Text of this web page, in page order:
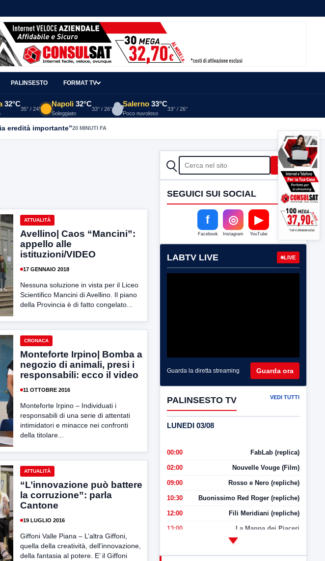
PALINSESTO FORMAT TV
32°C
35° / 24°
Napoli 32°C
Soleggiato
33° / 26°
Salerno 33°C
Poco nuvoloso
33° / 26°
eredità importante”20 MINUTI FA
ATTUALITÀ
Avellino| Caos “Mancini”:
appello alle
istituzioni/VIDEO
17 GENNAIO 2018
Nessuna soluzione in vista per il Liceo
Scientifico Mancini di Avellino. Il piano
della Provincia è di fatto congelato...
CRONACA
Monteforte Irpino| Bomba a
negozio di animali, presi i
responsabili: ecco il video
11 OTTOBRE 2016
Monteforte Irpino – Individuati i
responsabili di una serie di attentati
intimidatori e minacce nei confronti
della titolare...
ATTUALITÀ
“L’innovazione può battere
la corruzione”: parla
Cantone
19 LUGLIO 2016
Giffoni Valle Piana – L’altra Giffoni,
quella della creatività, dell’innovazione,
della fantasia al potere. E’ il Giffoni
CERCA Cerca
SEGUICI SUI SOCIAL
f
Facebook
◎
Instagram
▶
YouTube
LABTV LIVE LIVE
Guarda la diretta streaming Guarda ora
PALINSESTO TV VEDI TUTTI
LUNEDI 03/08
00:00 FabLab (replica)
02:00 Nouvelle Vouge (Film)
09:00 Rosso e Nero (repliche)
10:30 Buonissimo Red Roger (repliche)
12:00 Fili Meridiani (repliche)
13:00 La Mappa dei Piaceri